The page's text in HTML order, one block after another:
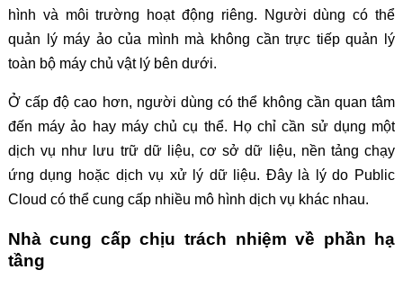
hình và môi trường hoạt động riêng. Người dùng có thể
quản lý máy ảo của mình mà không cần trực tiếp quản lý
toàn bộ máy chủ vật lý bên dưới.
Ở cấp độ cao hơn, người dùng có thể không cần quan tâm
đến máy ảo hay máy chủ cụ thể. Họ chỉ cần sử dụng một
dịch vụ như lưu trữ dữ liệu, cơ sở dữ liệu, nền tảng chạy
ứng dụng hoặc dịch vụ xử lý dữ liệu. Đây là lý do Public
Cloud có thể cung cấp nhiều mô hình dịch vụ khác nhau.
Nhà cung cấp chịu trách nhiệm về phần hạ
tầng